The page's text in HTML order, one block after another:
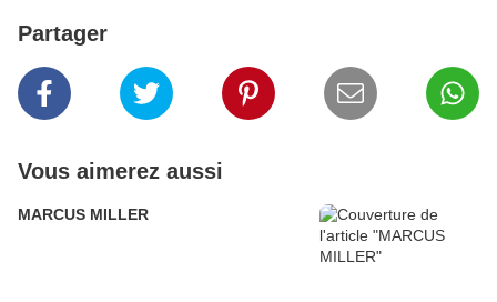
Partager
Vous aimerez aussi
MARCUS MILLER